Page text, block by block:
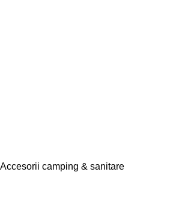
Accesorii camping & sanitare